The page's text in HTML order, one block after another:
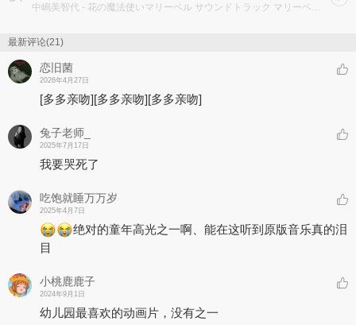
中嶋美智代 - 花の魔法使いマリーベル サウンドトラック マリーベルと歌おう!
最新评论(21)
恋旧菌
2026年4月27日
[多多亲吻][多多亲吻][多多亲吻]
兔子老师_
2025年7月17日
我要哭死了
吃饱就睡万万岁
2025年4月7日
绝对的童年高光之一啊、能在这听到原版音乐真的泪
目
小桃鹿鹿子
2024年9月1日
幼儿园最喜欢的动画片，没有之一